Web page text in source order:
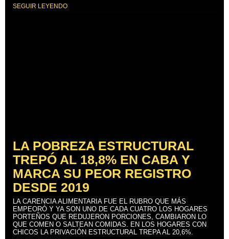
SEGUIR LEYENDO
LA POBREZA ESTRUCTURAL
TREPÓ AL 18,8% EN CABA Y
MARCA SU PEOR REGISTRO
DESDE 2019
LA CARENCIA ALIMENTARIA FUE EL RUBRO QUE MÁS
EMPEORÓ Y YA SON UNO DE CADA CUATRO LOS HOGARES
PORTEÑOS QUE REDUJERON PORCIONES, CAMBIARON LO
QUE COMEN O SALTEAN COMIDAS. EN LOS HOGARES CON
CHICOS LA PRIVACIÓN ESTRUCTURAL TREPA AL 20,6%.